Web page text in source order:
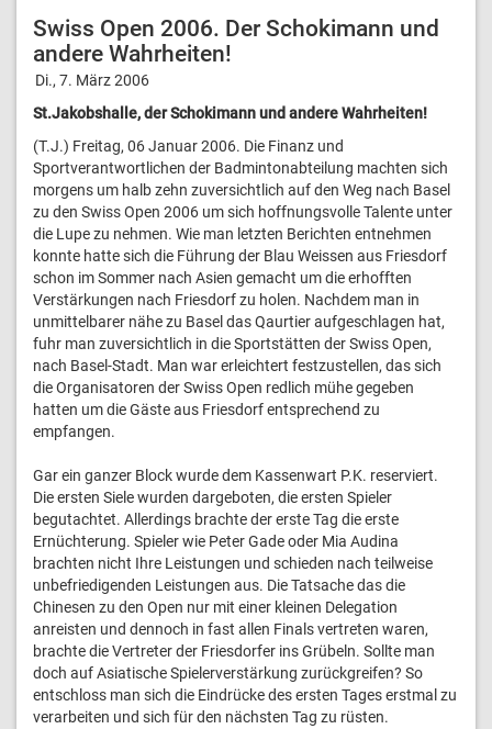
Swiss Open 2006. Der Schokimann und
andere Wahrheiten!
Di., 7. März 2006
St.Jakobshalle, der Schokimann und andere Wahrheiten!
(T.J.) Freitag, 06 Januar 2006. Die Finanz und
Sportverantwortlichen der Badmintonabteilung machten sich
morgens um halb zehn zuversichtlich auf den Weg nach Basel
zu den Swiss Open 2006 um sich hoffnungsvolle Talente unter
die Lupe zu nehmen. Wie man letzten Berichten entnehmen
konnte hatte sich die Führung der Blau Weissen aus Friesdorf
schon im Sommer nach Asien gemacht um die erhofften
Verstärkungen nach Friesdorf zu holen. Nachdem man in
unmittelbarer nähe zu Basel das Qaurtier aufgeschlagen hat,
fuhr man zuversichtlich in die Sportstätten der Swiss Open,
nach Basel-Stadt. Man war erleichtert festzustellen, das sich
die Organisatoren der Swiss Open redlich mühe gegeben
hatten um die Gäste aus Friesdorf entsprechend zu
empfangen.
Gar ein ganzer Block wurde dem Kassenwart P.K. reserviert.
Die ersten Siele wurden dargeboten, die ersten Spieler
begutachtet. Allerdings brachte der erste Tag die erste
Ernüchterung. Spieler wie Peter Gade oder Mia Audina
brachten nicht Ihre Leistungen und schieden nach teilweise
unbefriedigenden Leistungen aus. Die Tatsache das die
Chinesen zu den Open nur mit einer kleinen Delegation
anreisten und dennoch in fast allen Finals vertreten waren,
brachte die Vertreter der Friesdorfer ins Grübeln. Sollte man
doch auf Asiatische Spielerverstärkung zurückgreifen? So
entschloss man sich die Eindrücke des ersten Tages erstmal zu
verarbeiten und sich für den nächsten Tag zu rüsten.